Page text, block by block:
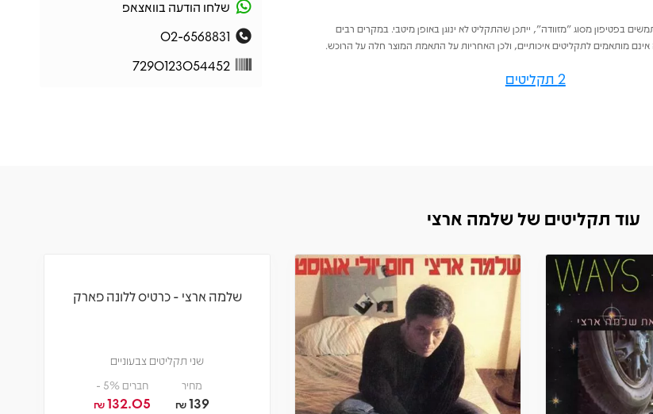
בפטיפון מסוג "מזוודה", ייתכן שהתקליט לא ינוגן באופן מיטבי. במקרים רבים
אינם מותאמים לתקליטים איכותיים, ולכן האחריות על התאמת המוצר חלה על הרוכש.
2 תקליטים
שלחו הודעה בוואצאפ
02-6568831
7290123054452
עוד תקליטים של שלמה ארצי